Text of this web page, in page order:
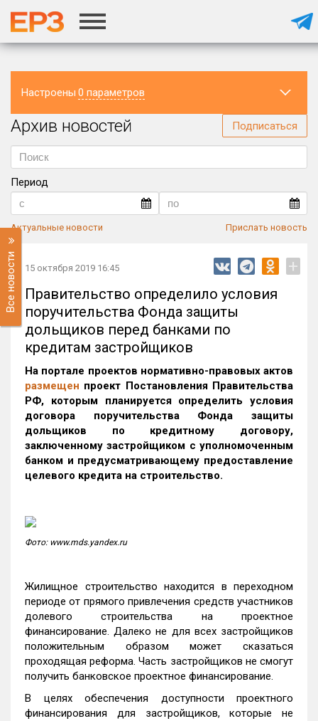
Настроены 0 параметров
Регион
Архив новостей Подписаться
Период
Актуальные новости Прислать новость
Все новости 15 октября 2019 16:45 +
Правительство определило условия
поручительства Фонда защиты
дольщиков перед банками по
кредитам застройщиков
На портале проектов нормативно-правовых актов
размещен проект Постановления Правительства
РФ, которым планируется определить условия
договора поручительства Фонда защиты
дольщиков по кредитному договору,
заключенному застройщиком с уполномоченным
банком и предусматривающему предоставление
целевого кредита на строительство.
Фото: www.mds.yandex.ru
Жилищное строительство находится в переходном
периоде от прямого привлечения средств участников
долевого строительства на проектное
финансирование. Далеко не для всех застройщиков
положительным образом может сказаться
проходящая реформа. Часть застройщиков не смогут
получить банковское проектное финансирование.
В целях обеспечения доступности проектного
финансирования для застройщиков, которые не